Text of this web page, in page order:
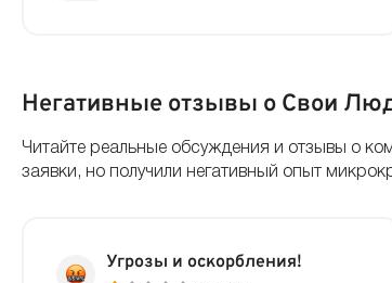
Негативные отзывы о Свои
Читайте реальные обсуждения и отзывы о
заявки, но получили негативный опыт
Угрозы и оскорбления!